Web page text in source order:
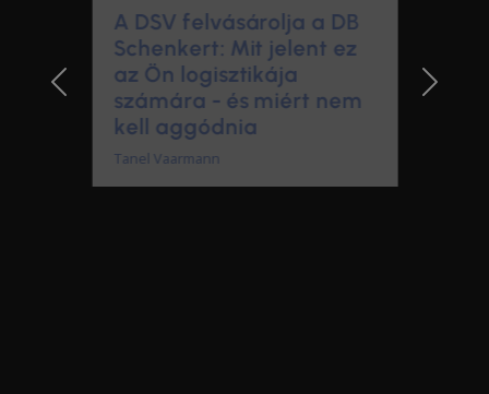
Schenkert: Mit jelent ez
az Ön logisztikája
számára - és miért nem
kell aggódnia
Tanel Vaarmann
Previous Slide Next